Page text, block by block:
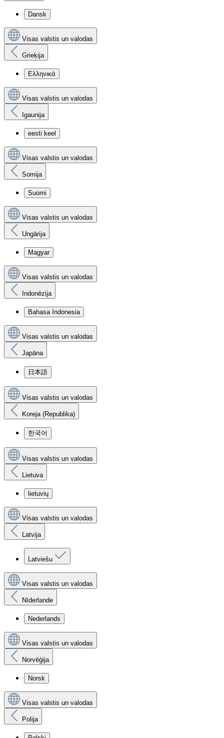
Dansk
Visas valstis un valodas
Grieķija
Ελληνικά
Visas valstis un valodas
Igaunija
eesti keel
Visas valstis un valodas
Somija
Suomi
Visas valstis un valodas
Ungārija
Magyar
Visas valstis un valodas
Indonēzija
Bahasa Indonesia
Visas valstis un valodas
Japāna
日本語
Visas valstis un valodas
Koreja (Republika)
한국어
Visas valstis un valodas
Lietuva
lietuvių
Visas valstis un valodas
Latvija
Latviešu
Visas valstis un valodas
Nīderlande
Nederlands
Visas valstis un valodas
Norvēģija
Norsk
Visas valstis un valodas
Polija